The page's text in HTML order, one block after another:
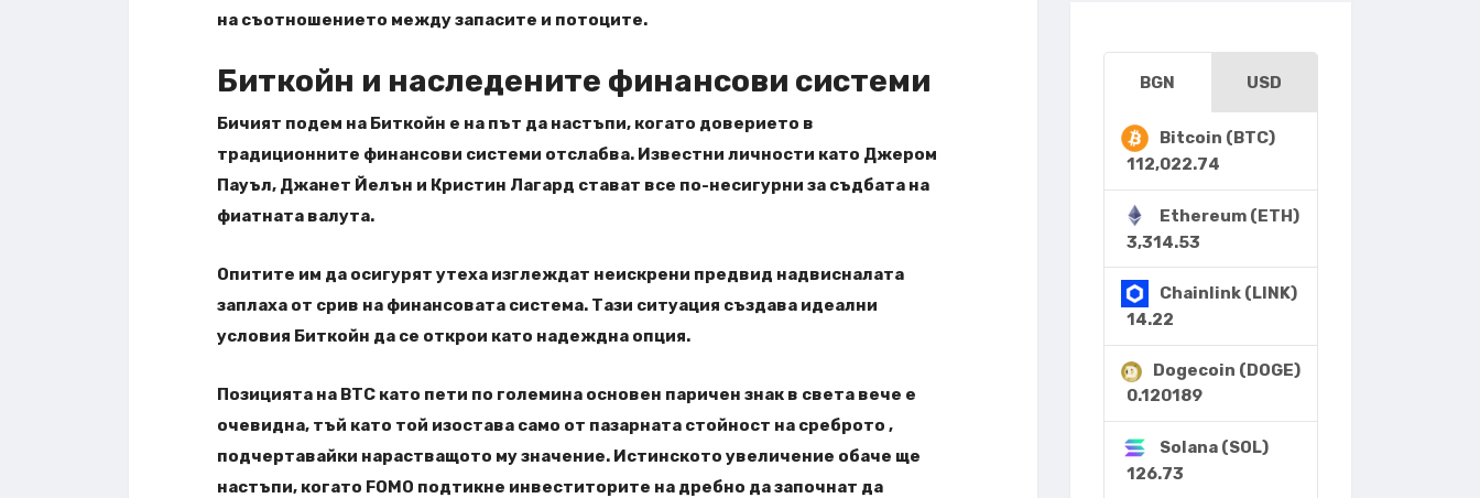
на съотношението между запасите и потоците.
Биткойн и наследените финансови системи
Бичият подем на Биткойн е на път да настъпи, когато доверието в
традиционните финансови системи отслабва. Известни личности като Джером
Пауъл, Джанет Йелън и Кристин Лагард стават все по-несигурни за съдбата на
фиатната валута.
Опитите им да осигурят утеха изглеждат неискрени предвид надвисналата
заплаха от срив на финансовата система. Тази ситуация създава идеални
условия Биткойн да се открои като надеждна опция.
Позицията на BTC като пети по големина основен паричен знак в света вече е
очевидна, тъй като той изостава само от пазарната стойност на среброто ,
подчертавайки нарастващото му значение. Истинското увеличение обаче ще
настъпи, когато FOMO подтикне инвеститорите на дребно да започнат да
BGN USD
Bitcoin (BTC)
112,022.74
Ethereum (ETH)
3,314.53
Chainlink (LINK)
14.22
Dogecoin (DOGE)
0.120189
Solana (SOL)
126.73